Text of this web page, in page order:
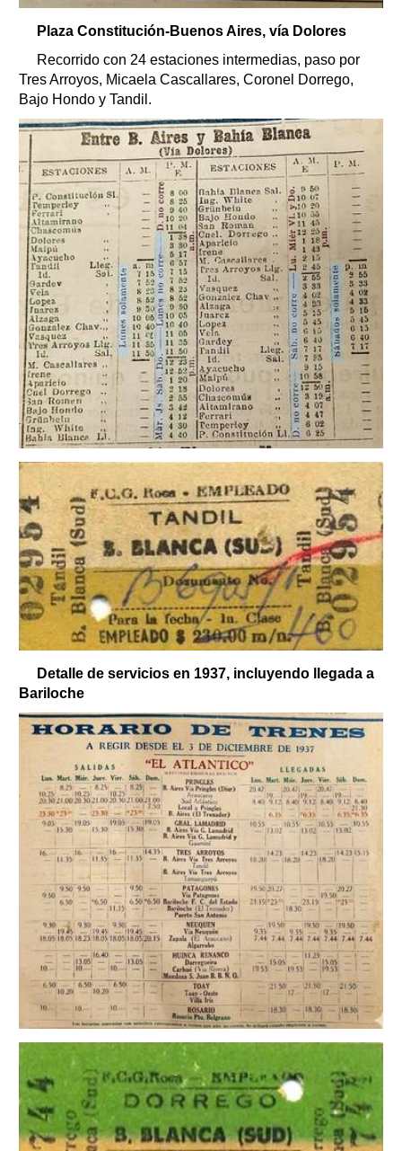
Plaza Constitución-Buenos Aires, vía Dolores
Recorrido con 24 estaciones intermedias, paso por
Tres Arroyos, Micaela Cascallares, Coronel Dorrego,
Bajo Hondo y Tandil.
Detalle de servicios en 1937, incluyendo llegada a
Bariloche